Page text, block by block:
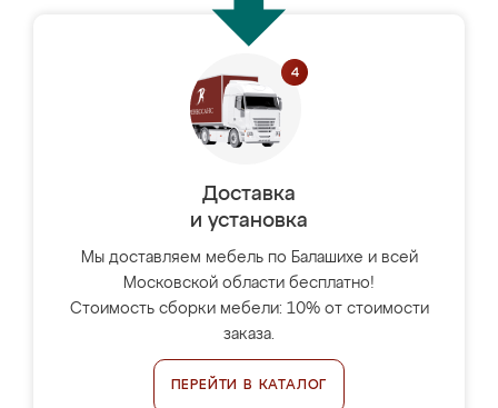
Доставка
и установка
Мы доставляем мебель по Балашихе и всей
Московской области бесплатно!
Стоимость сборки мебели: 10% от стоимости
заказа.
ПЕРЕЙТИ В КАТАЛОГ